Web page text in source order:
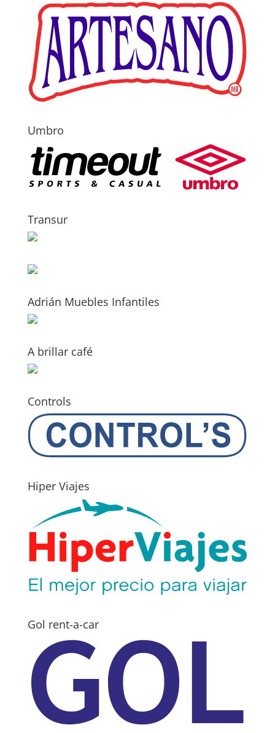
Umbro
Transur
Adrián Muebles Infantiles
A brillar café
Controls
Hiper Viajes
Gol rent-a-car